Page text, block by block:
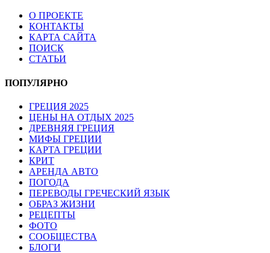
О ПРОЕКТЕ
КОНТАКТЫ
КАРТА САЙТА
ПОИСК
СТАТЬИ
ПОПУЛЯРНО
ГРЕЦИЯ 2025
ЦЕНЫ НА ОТДЫХ 2025
ДРЕВНЯЯ ГРЕЦИЯ
МИФЫ ГРЕЦИИ
КАРТА ГРЕЦИИ
КРИТ
АРЕНДА АВТО
ПОГОДА
ПЕРЕВОДЫ ГРЕЧЕСКИЙ ЯЗЫК
ОБРАЗ ЖИЗНИ
РЕЦЕПТЫ
ФОТО
СООБЩЕСТВА
БЛОГИ